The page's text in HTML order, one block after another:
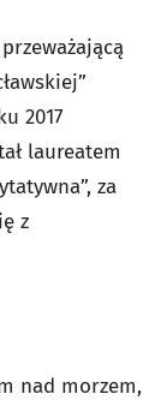
2017
laureatem
za
z
nad morzem,